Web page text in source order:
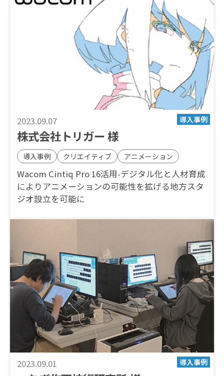
2023.09.07
株式会社トリガー 様
導入事例 クリエイティブ アニメーション
Wacom Cintiq Pro 16活用-デジタル化と人材育成
によりアニメーションの可能性を拡げる地方スタ
ジオ設立を可能に
2023.09.01